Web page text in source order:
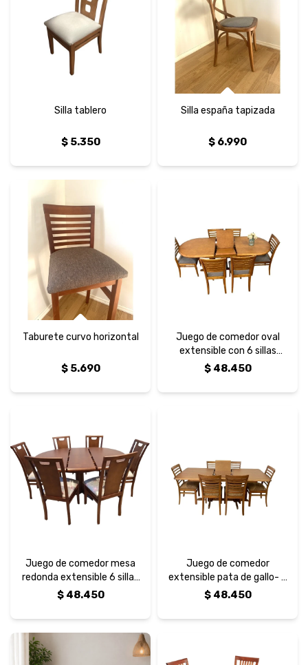
Silla tablero
$ 5.350
Silla españa tapizada
$ 6.990
Taburete curvo horizontal
$ 5.690
Juego de comedor oval
extensible con 6 sillas
metro
$ 48.450
Juego de comedor mesa
redonda extensible 6 sillas
uñero
$ 48.450
Juego de comedor
extensible pata de gallo- 6
sillas curvas horizontales
$ 48.450